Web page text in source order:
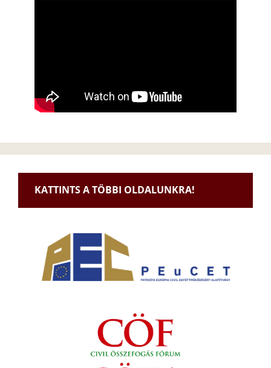
KATTINTS A TÖBBI OLDALUNKRA!